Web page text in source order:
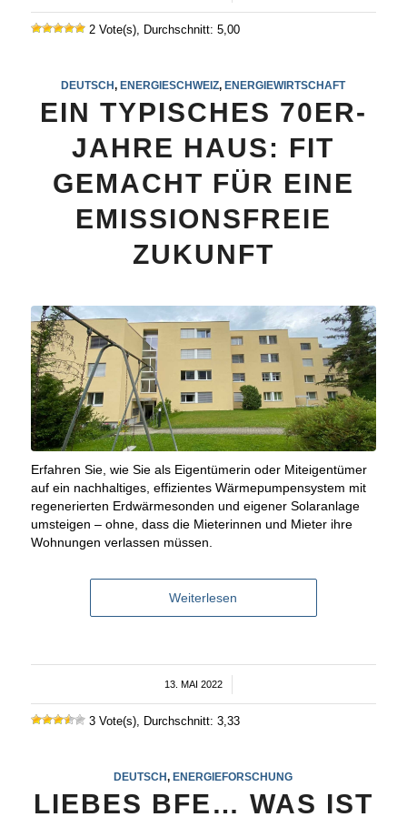
2 Vote(s), Durchschnitt: 5,00
DEUTSCH,ENERGIESCHWEIZ,ENERGIEWIRTSCHAFT
EIN TYPISCHES 70ER-
JAHRE HAUS: FIT
GEMACHT FÜR EINE
EMISSIONSFREIE
ZUKUNFT
Erfahren Sie, wie Sie als Eigentümerin oder Miteigentümer
auf ein nachhaltiges, effizientes Wärmepumpensystem mit
regenerierten Erdwärmesonden und eigener Solaranlage
umsteigen – ohne, dass die Mieterinnen und Mieter ihre
Wohnungen verlassen müssen.
Weiterlesen
13. MAI 2022
/
3 Vote(s), Durchschnitt: 3,33
DEUTSCH,ENERGIEFORSCHUNG
LIEBES BFE… WAS IST